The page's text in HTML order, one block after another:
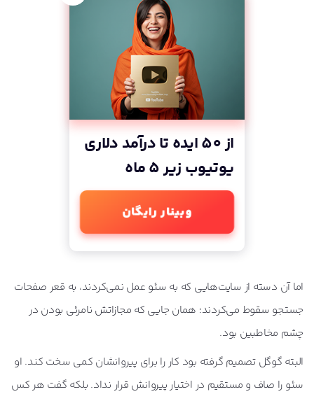
از 50 ایده تا درآمد دلاری
یوتیوب زیر 5 ماه
وبینار رایگان
اما آن دسته از سایت‌هایی که به سئو عمل نمی‌کردند، به قعر صفحات
جستجو سقوط می‌کردند؛ همان جایی که مجازاتش نامرئی بودن در
چشم مخاطبین بود.
البته گوگل تصمیم گرفته بود کار را برای پیروانشان کمی سخت کند. او
سئو را صاف و مستقیم در اختیار پیروانش قرار نداد. بلکه گفت هر کس